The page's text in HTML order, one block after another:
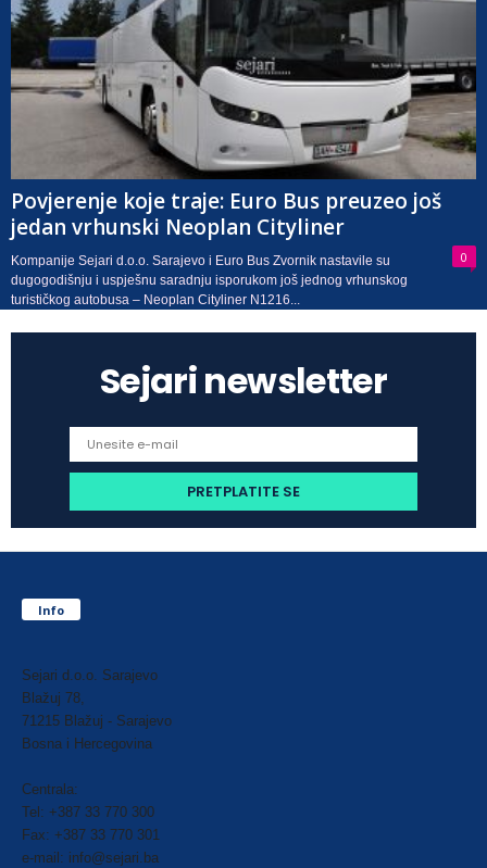
Povjerenje koje traje: Euro Bus preuzeo još
jedan vrhunski Neoplan Cityliner
0
Kompanije Sejari d.o.o. Sarajevo i Euro Bus Zvornik nastavile su
dugogodišnju i uspješnu saradnju isporukom još jednog vrhunskog
turističkog autobusa – Neoplan Cityliner N1216...
Sejari newsletter
Info
Sejari d.o.o. Sarajevo
Blažuj 78,
71215 Blažuj - Sarajevo
Bosna i Hercegovina
Centrala:
Tel: +387 33 770 300
Fax: +387 33 770 301
e-mail: info@sejari.ba